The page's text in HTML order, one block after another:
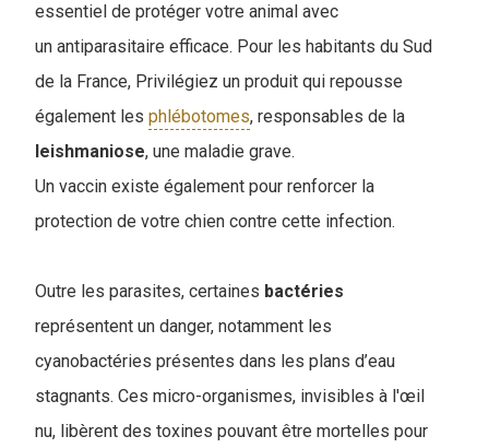
essentiel de protéger votre animal avec
un antiparasitaire efficace. Pour les habitants du Sud
de la France, Privilégiez un produit qui repousse
également les phlébotomes, responsables de la
leishmaniose, une maladie grave.
Un vaccin existe également pour renforcer la
protection de votre chien contre cette infection.
Outre les parasites, certaines bactéries
représentent un danger, notamment les
cyanobactéries présentes dans les plans d’eau
stagnants. Ces micro-organismes, invisibles à l'œil
nu, libèrent des toxines pouvant être mortelles pour